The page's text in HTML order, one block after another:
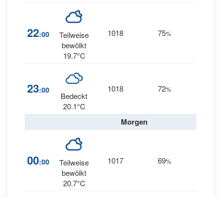
22:00
Teilweise
bewölkt
19.7°C
1018 75%
23:00
Bedeckt
20.1°C
1018 72%
Morgen
00:00
Teilweise
bewölkt
20.7°C
1017 69%